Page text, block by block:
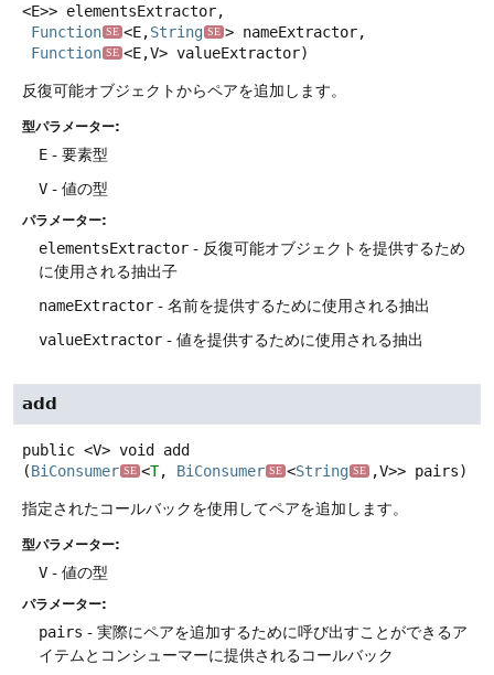
<E>> elementsExtractor,
Function SE <E,String SE > nameExtractor,
Function SE <E,V> valueExtractor)
反復可能オブジェクトからペアを追加します。
型パラメーター:
E - 要素型
V - 値の型
パラメーター:
elementsExtractor - 反復可能オブジェクトを提供するため
に使用される抽出子
nameExtractor - 名前を提供するために使用される抽出
valueExtractor - 値を提供するために使用される抽出
add
public <V> void
add
(BiConsumer SE <T, BiConsumer SE <String SE ,V>> pairs)
指定されたコールバックを使用してペアを追加します。
型パラメーター:
V - 値の型
パラメーター:
pairs - 実際にペアを追加するために呼び出すことができるア
イテムとコンシューマーに提供されるコールバック